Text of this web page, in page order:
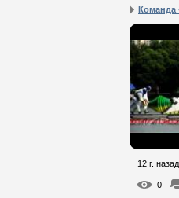
Команда
12 г. назад
0